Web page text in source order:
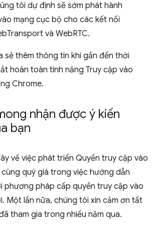
tôi dự định sẽ sớm phát hành
mạng cục bộ cho các kết nối
và WebRTC.
sẻ thêm thông tin khi gần đến thời
hoàn toàn tính năng Truy cập vào
Chrome.
nhận được ý kiến
bạn
về việc phát triển Quyền truy cập vào
quý giá trong việc hướng dẫn
phương pháp cấp quyền truy cập vào
Một lần nữa, chúng tôi xin cảm ơn tất
tham gia trong nhiều năm qua.